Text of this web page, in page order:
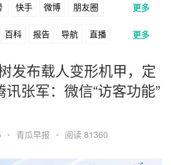
美食 家装 教育 婚纱
宠物 文娱 跨境 科技
房地产
快手 微博 朋友圈
小红书 头条 知乎
百度 搜狗 爱奇艺 美柚
神马 谷歌 Facebook
更多
百科 报告 导航 直播
话术 电商 私域 社群
推广 方案 策划 案例
更多
发布载人变形机甲，定
张军：微信“访客功能”
• 青瓜早报 • 阅读 81360